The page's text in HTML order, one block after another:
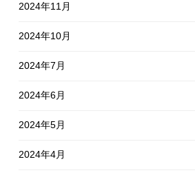
2024年11月
2024年10月
2024年7月
2024年6月
2024年5月
2024年4月